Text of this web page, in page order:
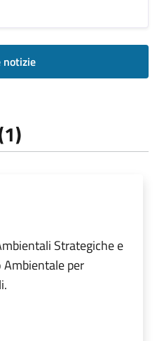
notizie
Strategiche e
per